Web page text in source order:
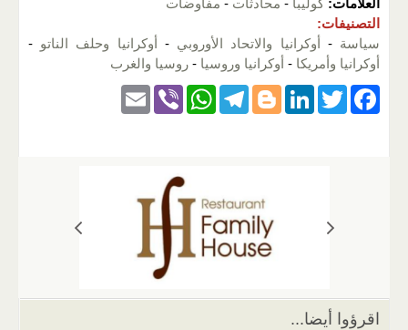
التصنيفات:
سياسة - أوكرانيا والاتحاد الأوروبي - أوكرانيا وحلف الناتو -
أوكرانيا وأمريكا - أوكرانيا وروسيا - روسيا والغرب
F
k
T
Li
dI
n
Bl
er
T
a
m
W
s
A
p
Vi
اقرؤوا أيضا...